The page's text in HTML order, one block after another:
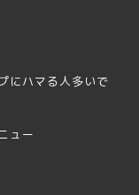
にハマる人多いで
ュー